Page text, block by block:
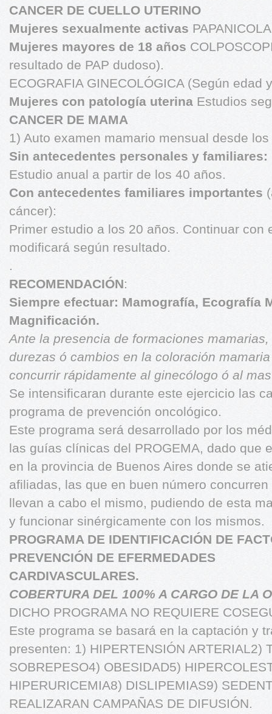
CANCER DE CUELLO UTERINO
Mujeres sexualmente activas
Mujeres mayores de 18 años
resultado de PAP dudoso).
ECOGRAFIA GINECOLÓGICA (Según edad
Mujeres con patología uterina Estudios
CANCER DE MAMA
1) Auto examen mamario mensual desde
Sin antecedentes personales y familiares:
Estudio anual a partir de los 40 años.
Con antecedentes familiares importantes
cáncer):
Primer estudio a los 20 años. Continuar con
modificará según resultado.
.
RECOMENDACIÓN:
Siempre efectuar: Mamografía, Ecografía
Magnificación.
Ante la presencia de formaciones
durezas ó cambios en la coloración
concurrir rápidamente al ginecólogo ó al
Se intensificaran durante este ejercicio las
programa de prevención oncológico.
Este programa será desarrollado por los
las guías clínicas del PROGEMA, dado que
en la provincia de Buenos Aires donde se
afiliadas, las que en buen número
llevan a cabo el mismo, pudiendo de esta
y funcionar sinérgicamente con los mismos.
PROGRAMA DE IDENTIFICACIÓN DE
PREVENCIÓN DE EFERMEDADES
CARDIVASCULARES.
COBERTURA DEL 100% A CARGO DE LA
DICHO PROGRAMA NO REQUIERE
Este programa se basará en la captación y
presenten: 1) HIPERTENSIÓN ARTERIAL2)
SOBREPESO4) OBESIDAD5)
HIPERURICEMIA8) DISLIPEMIAS9)
REALIZARAN CAMPAÑAS DE DIFUSIÓN.